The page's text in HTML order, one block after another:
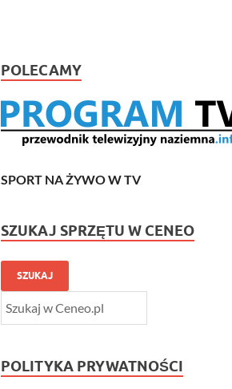
POLECAMY
SPORT NA ŻYWO W TV
SZUKAJ SPRZĘTU W CENEO
SZUKAJ
POLITYKA PRYWATNOŚCI